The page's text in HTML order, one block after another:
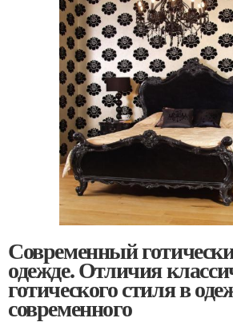
Современный
одежде. Отличия
готического стиля в
современного